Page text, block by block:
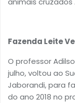
Fazenda Leite
O professor
julho, voltou ao
Jaborandi, para
do ano 2018 no